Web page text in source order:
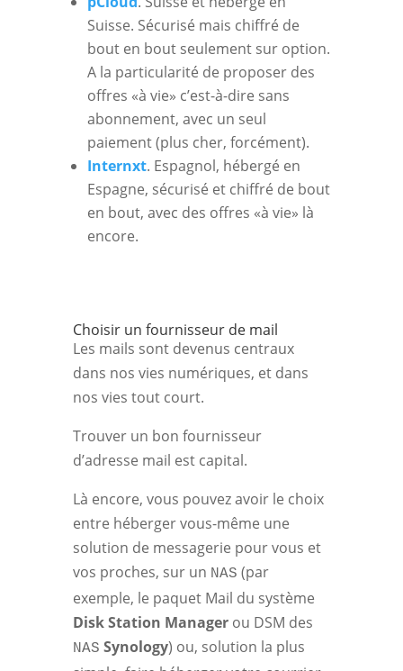
Suisse. Sécurisé mais chiffré de
bout en bout seulement sur option.
A la particularité de proposer des
offres «à vie» c’est-à-dire sans
abonnement, avec un seul
paiement (plus cher, forcément).
Internxt. Espagnol, hébergé en
Espagne, sécurisé et chiffré de bout
en bout, avec des offres «à vie» là
encore.
Choisir un fournisseur de mail
Les mails sont devenus centraux
dans nos vies numériques, et dans
nos vies tout court.
Trouver un bon fournisseur
d’adresse mail est capital.
Là encore, vous pouvez avoir le choix
entre héberger vous-même une
solution de messagerie pour vous et
vos proches, sur un NAS (par
exemple, le paquet Mail du système
Disk Station Managerou DSM des
NAS Synology) ou, solution la plus